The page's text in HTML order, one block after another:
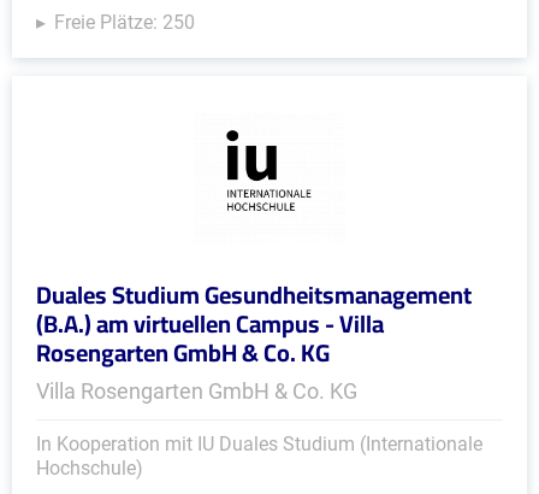
Freie Plätze: 250
Duales Studium Gesundheitsmanagement
(B.A.) am virtuellen Campus - Villa
Rosengarten GmbH & Co. KG
Villa Rosengarten GmbH & Co. KG
In Kooperation mit IU Duales Studium (Internationale
Hochschule)